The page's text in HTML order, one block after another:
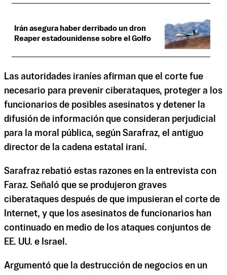
Irán asegura haber derribado un dron
Reaper estadounidense sobre el Golfo
Las autoridades iraníes afirman que el corte fue
necesario para prevenir ciberataques, proteger a los
funcionarios de posibles asesinatos y detener la
difusión de información que consideran perjudicial
para la moral pública, según Sarafraz, el antiguo
director de la cadena estatal iraní.
Sarafraz rebatió estas razones en la entrevista con
Faraz. Señaló que se produjeron graves
ciberataques después de que impusieran el corte de
Internet, y que los asesinatos de funcionarios han
continuado en medio de los ataques conjuntos de
EE. UU. e Israel.
Argumentó que la destrucción de negocios en un